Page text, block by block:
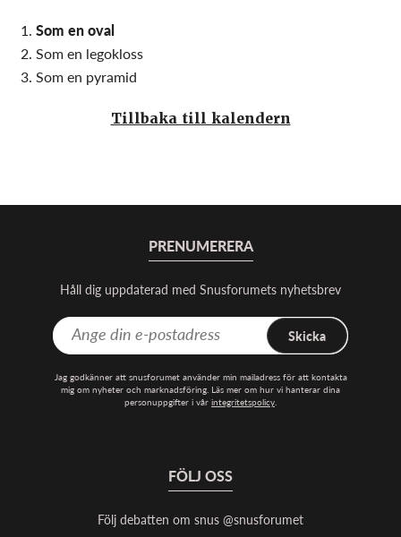
Som en oval
Som en legokloss
Som en pyramid
Tillbaka till kalendern
PRENUMERERA
Håll dig uppdaterad med Snusforumets nyhetsbrev
Skicka
Jag godkänner att snusforumet använder min mailadress för att kontakta
mig om nyheter och marknadsföring. Läs mer om hur vi hanterar dina
personuppgifter i vår integritetspolicy.
FÖLJ OSS
Följ debatten om snus @snusforumet